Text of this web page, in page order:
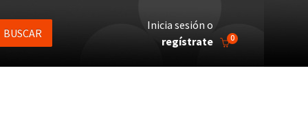
BUSCAR
Inicia sesión o
regístrate
0